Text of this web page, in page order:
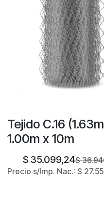
Tejido C.16
1.00m x 10m
$ 35.099,24$
Precio s/Imp. Nac.: $